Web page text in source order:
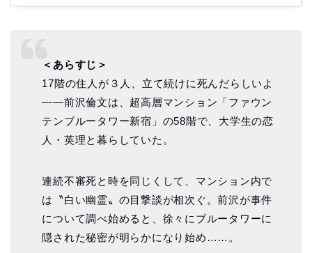
＜あらすじ＞
17階の住人が３人、立て続けに死んだらしいよ
――前沢倫文は、超高層マンション「ファウン
テンブルータワー新宿」の58階で、大学生の恋
人・英理と暮らしていた。
連続不審死と時を同じくして、マンション内で
は〝白い幽霊〟の目撃談が相次ぐ。前沢が事件
について調べ始めると、徐々にブルータワーに
隠された秘密が明らかになり始め……。